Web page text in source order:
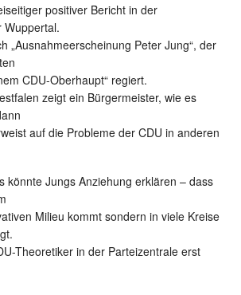
positiver Bericht in der
Wuppertal.
„Ausnahmeerscheinung Peter Jung“, der
CDU-Oberhaupt“ regiert.
zeigt ein Bürgermeister, wie es
auf die Probleme der CDU in anderen
könnte Jungs Anziehung erklären – dass
Milieu kommt sondern in viele Kreise
Theoretiker in der Parteizentrale erst